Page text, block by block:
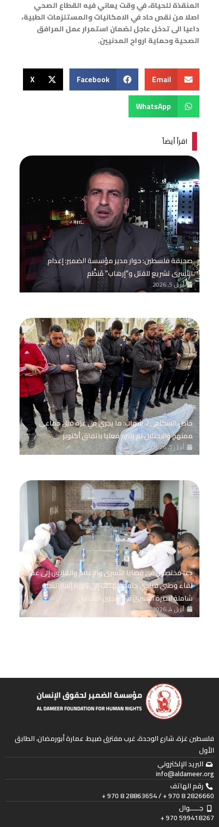
المنقذة للحياة، في وقت يعاني فيه القطاع الصحي
اصلا من نقص حاد في الامكانيات والمستلزمات الطبية،
داعيا الى تدخل عاجل لضمان استمرار عمل المرافق
الصحية وحماية ارواح المدنيين.
Email
Facebook
X
WhatsApp
اقرأ أيضاً
صحيفة فلسطين: حوار مدير مؤسسة الضمير: إعدام
الأسرى تشريع للقتل و”إرهاب” مُنظَّم
أبريل 5, 2026
خاص السكافي لـ شهاب: ما يجري في غزة قتل جماعي
ممنهج والاحتلال لم يلتزم فعليا باتفاق أكتوبر
أبريل 5, 2026
دعا مختصون في قضايا الأسرى والإعلام والقانون إلى عقد
لقاء وطني قيادي جامع، يهدف إلى بلورة إستراتيجية
شاملة لنصرة الأسرى في سجون الاحتلال
أبريل 4, 2026
فلسطين غزة، شارع الوحدة، غرب مفترق ضبيط. عمارة أبورمضان، الطابق
الأول
البريد الإلكتروني
info@aldameer.org
رقم الهاتف
2826660 8 970 + / 28863654 8 970 +
جـــــوال
599418267 970 +